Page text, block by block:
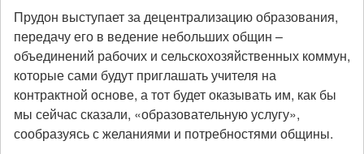
Прудон выступает за децентрализацию образования,
передачу его в ведение небольших общин –
объединений рабочих и сельскохозяйственных коммун,
которые сами будут приглашать учителя на
контрактной основе, а тот будет оказывать им, как бы
мы сейчас сказали, «образовательную услугу»,
сообразуясь с желаниями и потребностями общины.